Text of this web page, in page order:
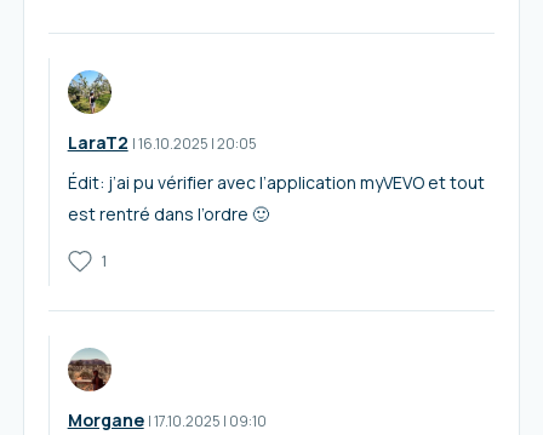
LaraT2 I16.10.2025 |20:05
Édit: j’ai pu vérifier avec l’application myVEVO et tout
est rentré dans l’ordre 🙂
1
Morgane I17.10.2025 | 09:10